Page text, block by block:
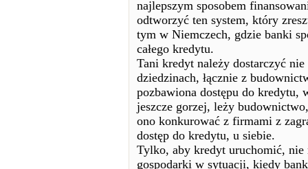
najlepszym sposobem
odtworzyć ten system, który
tym w Niemczech, gdzie banki
całego kredytu.
Tani kredyt należy dostarczyć
dziedzinach, łącznie z
pozbawiona dostępu do
jeszcze gorzej, leży
ono konkurować z firmami z
dostęp do kredytu, u siebie.
Tylko, aby kredyt uruchomić, nie
gospodarki w sytuacji, kiedy